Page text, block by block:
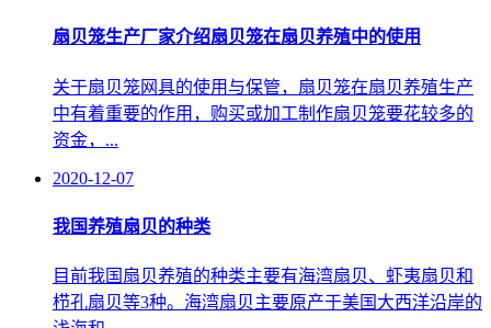
扇贝笼生产厂家介绍扇贝笼在扇贝养殖中的使用
关于扇贝笼网具的使用与保管，扇贝笼在扇贝养殖生产
中有着重要的作用，购买或加工制作扇贝笼要花较多的
资金，...
2020-12-07
我国养殖扇贝的种类
目前我国扇贝养殖的种类主要有海湾扇贝、虾夷扇贝和
栉孔扇贝等3种。海湾扇贝主要原产于美国大西洋沿岸的